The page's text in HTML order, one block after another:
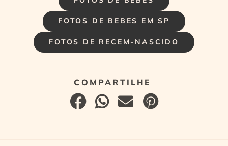
FOTOS DE BEBES EM SP
FOTOS DE RECEM-NASCIDO